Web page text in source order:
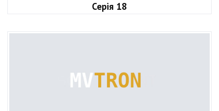
Серія 18